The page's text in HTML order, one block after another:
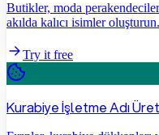
Butikler, moda
akılda kalıcı isimler oluşturun.
Try it free
Kurabiye İşletme Adı